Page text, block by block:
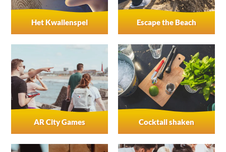
Het Kwallenspel Escape the Beach
AR City Games Cocktail shaken